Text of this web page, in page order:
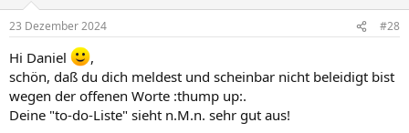
e
:
23 Dezember 2024 #28
Hi Daniel
,
schön, daß du dich meldest und scheinbar nicht beleidigt bist
wegen der offenen Worte :thump up:.
Deine "to-do-Liste" sieht n.M.n. sehr gut aus!